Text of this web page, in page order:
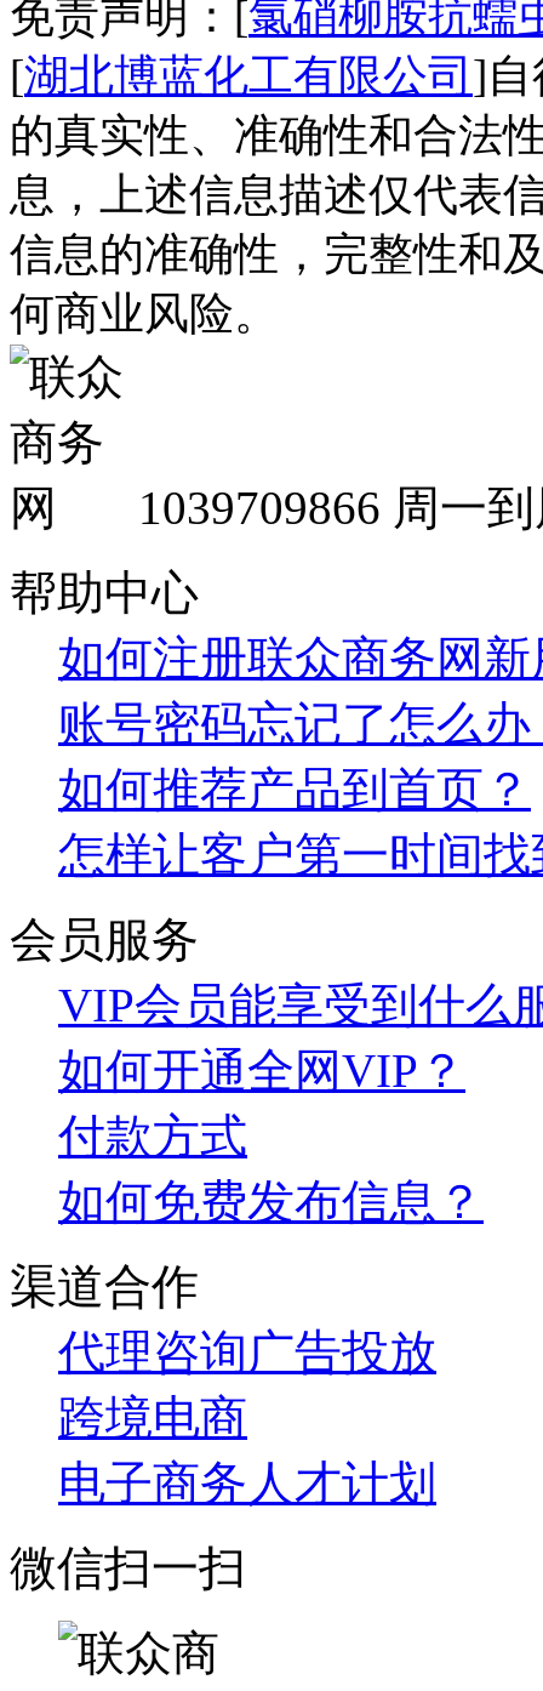
免责声明：[氯硝柳胺抗蠕
[湖北博蓝化工有限公司 ]自
的真实性、准确性和合法
息，上述信息描述仅代表
信息的准确性，完整性和
何商业风险。
1039709866 周一
帮助中心
如何注册联众商务网
账号密码忘记了怎么办
如何推荐产品到首页？
怎样让客户第一时间
会员服务
VIP会员能享受到什么
如何开通全网VIP？
付款方式
如何免费发布信息？
渠道合作
代理咨询广告投放
跨境电商
电子商务人才计划
微信扫一扫